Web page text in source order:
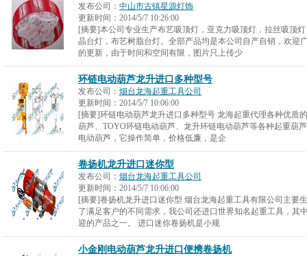
发布公司： 中山市古镇星源灯饰
更新时间： 2014/5/7 10:26:00
[摘要]本公司专业生产布艺吸顶灯，亚克力吸顶灯，拉丝吸顶
晶台灯，布艺树脂台灯。全部产品均是本公司自产自销，欢迎
的更新，由于时间和空间有限，图片只上传少
环链电动葫芦龙升进口多种型号
发布公司： 烟台龙海起重工具公司
更新时间： 2014/5/7 10:06:00
[摘要]环链电动葫芦龙升进口多种型号 龙海起重代理各种优质
葫芦、TOYO环链电动葫芦、龙升环链电动葫芦等各种起重葫
电动葫芦，它操作简单，价格低廉，是企
卷扬机龙升进口迷你型
发布公司： 烟台龙海起重工具公司
更新时间： 2014/5/7 10:06:00
[摘要]卷扬机龙升进口迷你型 烟台龙海起重工具有限公司主要
了满足客户的不同需求，我公司还进口世界知名起重工具，其
迎的产品之一。 进口迷你卷扬机是小规
小金刚电动葫芦龙升进口便携卷扬机